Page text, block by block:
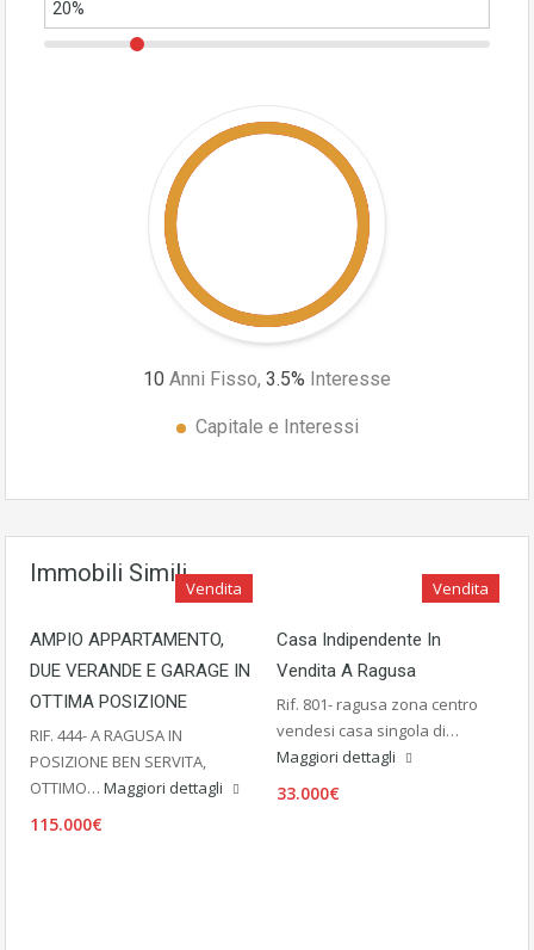
10 Anni Fisso, 3.5% Interesse
Capitale e Interessi
Immobili Simili
Vendita
AMPIO APPARTAMENTO,
DUE VERANDE E GARAGE IN
OTTIMA POSIZIONE
RIF. 444- A RAGUSA IN
POSIZIONE BEN SERVITA,
OTTIMO… Maggiori dettagli
115.000€
Vendita
Casa Indipendente In
Vendita A Ragusa
Rif. 801- ragusa zona centro
vendesi casa singola di…
Maggiori dettagli
33.000€